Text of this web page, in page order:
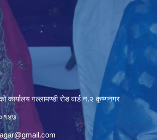
कार्यालय गल्लामण्डी रोड वार्ड न.२ कृष्णनगर